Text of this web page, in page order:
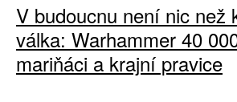
V budoucnu není nic než
válka: Warhammer 40
mariňáci a krajní pravice